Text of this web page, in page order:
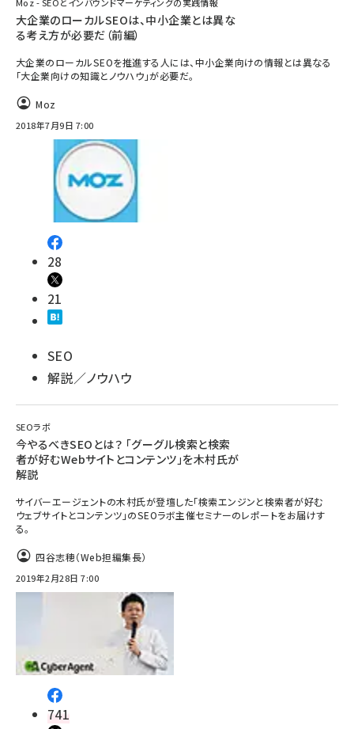
大企業のローカルSEOは、中小企業とは異な
る考え方が必要だ（前編）
大企業のローカルSEOを推進する人には、中小企業向けの情報とは異なる
「大企業向けの知識とノウハウ」が必要だ。
Moz
2018年7月9日 7:00
28
21
SEO
解説／ノウハウ
SEOラボ
今やるべきSEOとは？ 「グーグル検索と検索
者が好むWebサイトとコンテンツ」を木村氏が
解説
サイバーエージェントの木村氏が登壇した「検索エンジンと検索者が好む
ウェブサイトとコンテンツ」のSEOラボ主催セミナーのレポートをお届けす
る。
四谷志穂（Web担編集長）
2019年2月28日 7:00
741